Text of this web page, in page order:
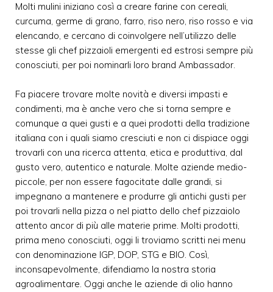
Molti mulini iniziano così a creare farine con cereali,
curcuma, germe di grano, farro, riso nero, riso rosso e via
elencando, e cercano di coinvolgere nell’utilizzo delle
stesse gli chef pizzaioli emergenti ed estrosi sempre più
conosciuti, per poi nominarli loro brand Ambassador.
Fa piacere trovare molte novità e diversi impasti e
condimenti, ma è anche vero che si torna sempre e
comunque a quei gusti e a quei prodotti della tradizione
italiana con i quali siamo cresciuti e non ci dispiace oggi
trovarli con una ricerca attenta, etica e produttiva, dal
gusto vero, autentico e naturale. Molte aziende medio-
piccole, per non essere fagocitate dalle grandi, si
impegnano a mantenere e produrre gli antichi gusti per
poi trovarli nella pizza o nel piatto dello chef pizzaiolo
attento ancor di più alle materie prime. Molti prodotti,
prima meno conosciuti, oggi li troviamo scritti nei menu
con denominazione IGP, DOP, STG e BIO. Così,
inconsapevolmente, difendiamo la nostra storia
agroalimentare. Oggi anche le aziende di olio hanno